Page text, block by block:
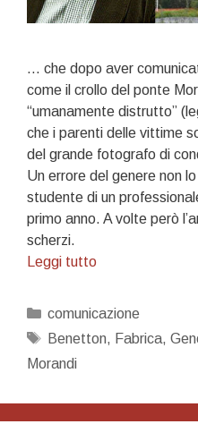
… che dopo aver
come il crollo del ponte
“umanamente distrutto”
che i parenti delle vittime
del grande fotografo di
Un errore del genere non
studente di un
primo anno. A volte però
scherzi.
Leggi tuttoIL
Categorie
comunicazione
Tag
Benetton, Fabrica,
Morandi